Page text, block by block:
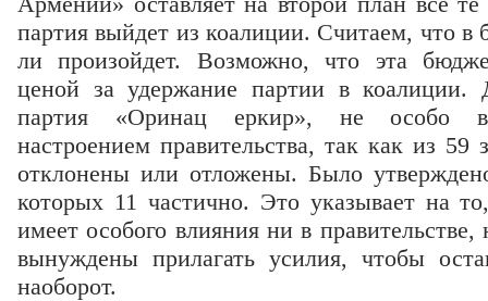
партия выйдет из коалиции. Считаем, что в
ли произойдет. Возможно, что эта
ценой за удержание партии в коалиции.
партия «Оринац еркир», не особо
настроением правительства, так как из 59
отклонены или отложены. Было
которых 11 частично. Это указывает на
имеет особого влияния ни в
вынуждены прилагать усилия, чтобы
наоборот.